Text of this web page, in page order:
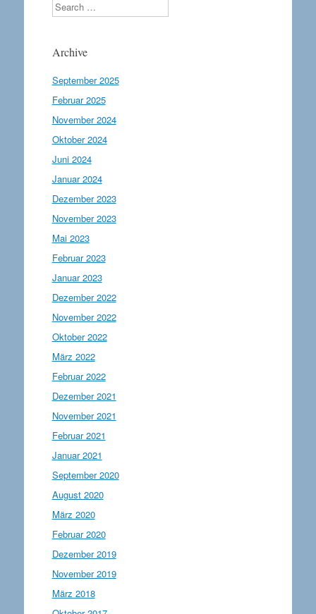
Search
Archive
September 2025
Februar 2025
November 2024
Oktober 2024
Juni 2024
Januar 2024
Dezember 2023
November 2023
Mai 2023
Februar 2023
Januar 2023
Dezember 2022
November 2022
Oktober 2022
März 2022
Februar 2022
Dezember 2021
November 2021
Februar 2021
Januar 2021
September 2020
August 2020
März 2020
Februar 2020
Dezember 2019
November 2019
März 2018